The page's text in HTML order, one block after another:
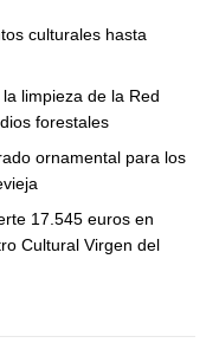
culturales hasta
limpieza de la Red
forestales
ornamental para los
17.545 euros en
Cultural Virgen del